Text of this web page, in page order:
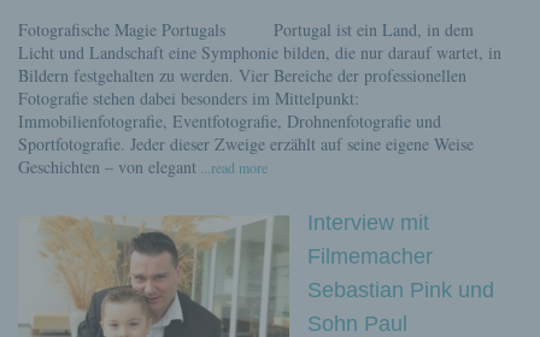
Fotografische Magie Portugals Portugal ist ein Land, in dem
Licht und Landschaft eine Symphonie bilden, die nur darauf wartet, in
Bildern festgehalten zu werden. Vier Bereiche der professionellen
Fotografie stehen dabei besonders im Mittelpunkt:
Immobilienfotografie, Eventfotografie, Drohnenfotografie und
Sportfotografie. Jeder dieser Zweige erzählt auf seine eigene Weise
Geschichten – von elegant ...read more
Interview mit
Filmemacher
Sebastian Pink und
Sohn Paul